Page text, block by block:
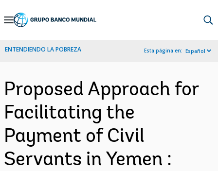
Skip
Navigation
ENTENDIENDO LA POBREZA Esta página en: Español
Proposed Approach for
Facilitating the
Payment of Civil
Servants in Yemen :